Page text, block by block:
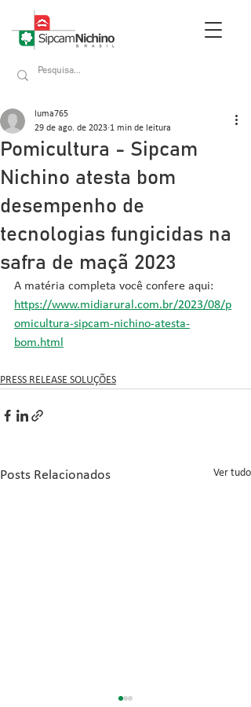
Pomicultura - Sipcam
Nichino atesta bom
desempenho de
tecnologias fungicidas na
safra de maçã 2023
luma765
29 de ago. de 2023 1 min de leitura
A matéria completa você confere aqui:
https://www.midiarural.com.br/2023/08/p
omicultura-sipcam-nichino-atesta-
bom.html
PRESS RELEASE SOLUÇÕES
Posts Relacionados Ver tudo